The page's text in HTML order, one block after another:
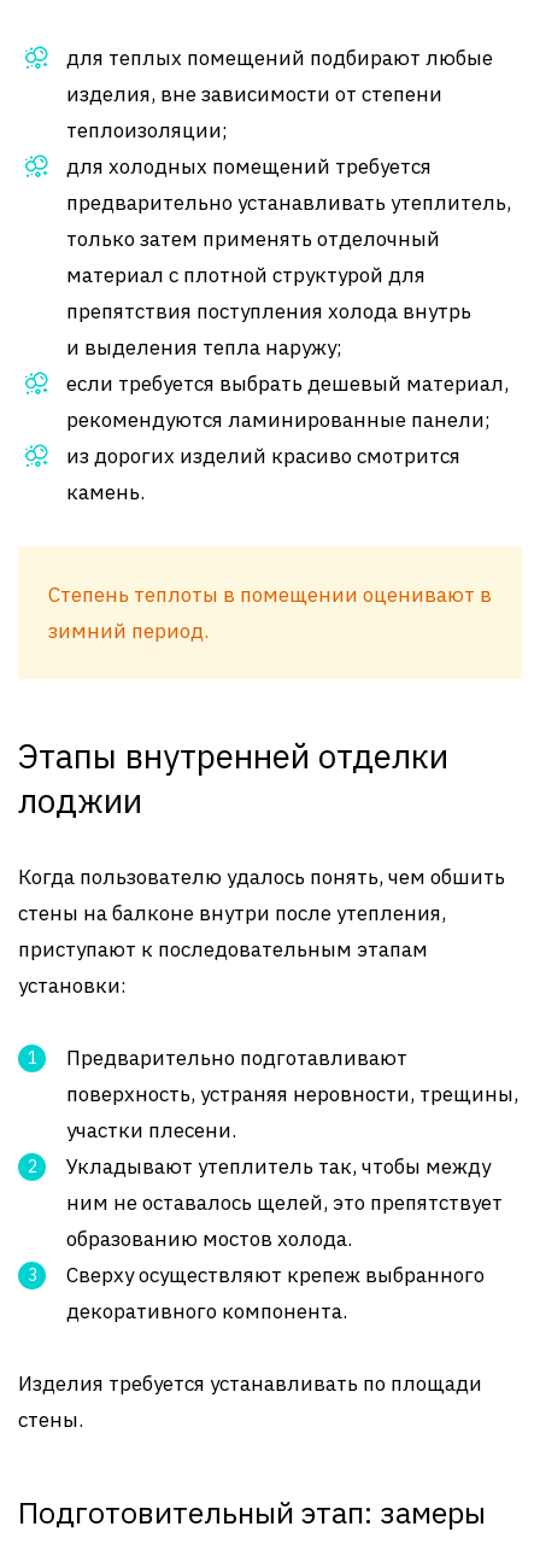
для теплых помещений подбирают любые
изделия, вне зависимости от степени
теплоизоляции;
для холодных помещений требуется
предварительно устанавливать утеплитель,
только затем применять отделочный
материал с плотной структурой для
препятствия поступления холода внутрь
и выделения тепла наружу;
если требуется выбрать дешевый материал,
рекомендуются ламинированные панели;
из дорогих изделий красиво смотрится
камень.
Степень теплоты в помещении оценивают в
зимний период.
Этапы внутренней отделки
лоджии
Когда пользователю удалось понять, чем обшить
стены на балконе внутри после утепления,
приступают к последовательным этапам
установки:
Предварительно подготавливают
поверхность, устраняя неровности, трещины,
участки плесени.
Укладывают утеплитель так, чтобы между
ним не оставалось щелей, это препятствует
образованию мостов холода.
Сверху осуществляют крепеж выбранного
декоративного компонента.
Изделия требуется устанавливать по площади
стены.
Подготовительный этап: замеры